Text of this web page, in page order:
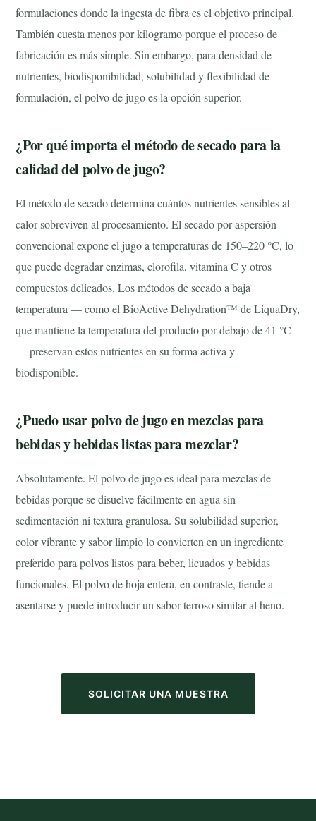
formulaciones donde la ingesta de fibra es el objetivo principal.
También cuesta menos por kilogramo porque el proceso de
fabricación es más simple. Sin embargo, para densidad de
nutrientes, biodisponibilidad, solubilidad y flexibilidad de
formulación, el polvo de jugo es la opción superior.
¿Por qué importa el método de secado para la
calidad del polvo de jugo?
El método de secado determina cuántos nutrientes sensibles al
calor sobreviven al procesamiento. El secado por aspersión
convencional expone el jugo a temperaturas de 150–220 °C, lo
que puede degradar enzimas, clorofila, vitamina C y otros
compuestos delicados. Los métodos de secado a baja
temperatura — como elBioActive Dehydration™ de LiquaDry,
que mantiene la temperatura del producto por debajo de 41 °C
— preservan estos nutrientes en su forma activa y
biodisponible.
¿Puedo usar polvo de jugo en mezclas para
bebidas y bebidas listas para mezclar?
Absolutamente. El polvo de jugo es ideal para mezclas de
bebidas porque se disuelve fácilmente en agua sin
sedimentación ni textura granulosa. Su solubilidad superior,
color vibrante y sabor limpio lo convierten en un ingrediente
preferido para polvos listos para beber, licuados y bebidas
funcionales. El polvo de hoja entera, en contraste, tiende a
asentarse y puede introducir un sabor terroso similar al heno.
SOLICITAR UNA MUESTRA